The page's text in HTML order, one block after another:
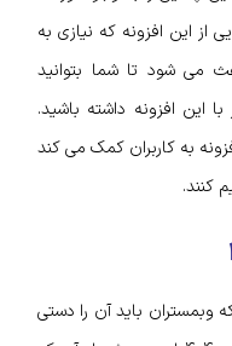
از این افزونه که نیازی به
می شود تا شما بتوانید
این افزونه داشته باشید.
به کاربران کمک می کند
وبمستران باید آن را دستی